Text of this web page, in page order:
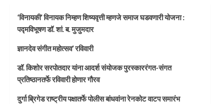
‘विनायकी’ विनायक निम्हण शिष्यवृत्ती म्हणजे समाज घडवणारी योजना :
पद्मविभूषण डॉ. शां. ब. मुजुमदार
ज्ञानदेव संगीत महोत्सव’ रविवारी
डॉ. किशोर सरपोतदार यांना आदर्श संयोजक पुरस्काररंगत-संगत
प्रतिष्ठानतर्फे रविवारी होणार गौरव
दुर्गा ब्रिगेड राष्ट्रीय पक्षातर्फे पोलीस बांधवांना रेनकोट वाटप समारंभ